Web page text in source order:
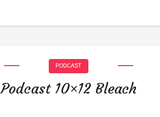
PODCAST
Podcast 10×12 Bleach